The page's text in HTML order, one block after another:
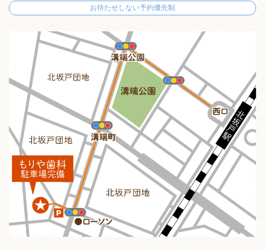
お待たせしない予約優先制